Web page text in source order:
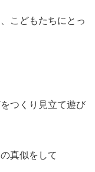
こどもたちにとっ
つくり見立て遊び
真似をして